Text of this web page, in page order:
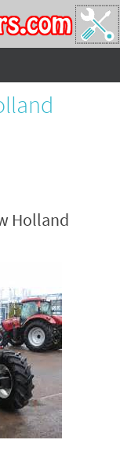
Holland